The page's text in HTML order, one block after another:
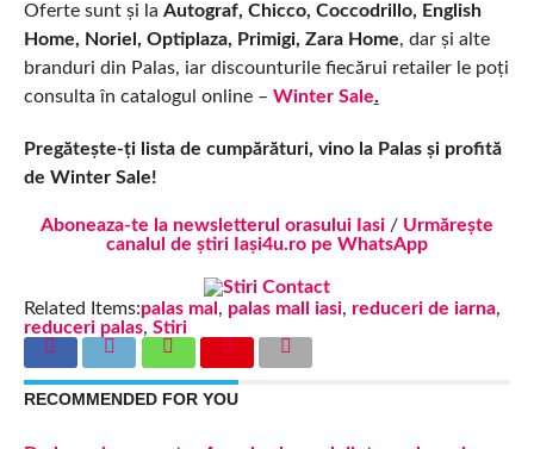
Oferte sunt și la Autograf, Chicco, Coccodrillo, English
Home, Noriel, Optiplaza, Primigi, Zara Home, dar și alte
branduri din Palas, iar discounturile fiecărui retailer le poți
consulta în catalogul online – Winter Sale.
Pregătește-ți lista de cumpărături, vino la Palas și profită
de Winter Sale!
Aboneaza-te la newsletterul orasului Iasi/ Urmărește
canalul de știri Iași4u.ro pe WhatsApp
Related Items:palas mal , palas mall iasi, reduceri de iarna,
reduceri palas, Stiri
RECOMMENDED FOR YOU